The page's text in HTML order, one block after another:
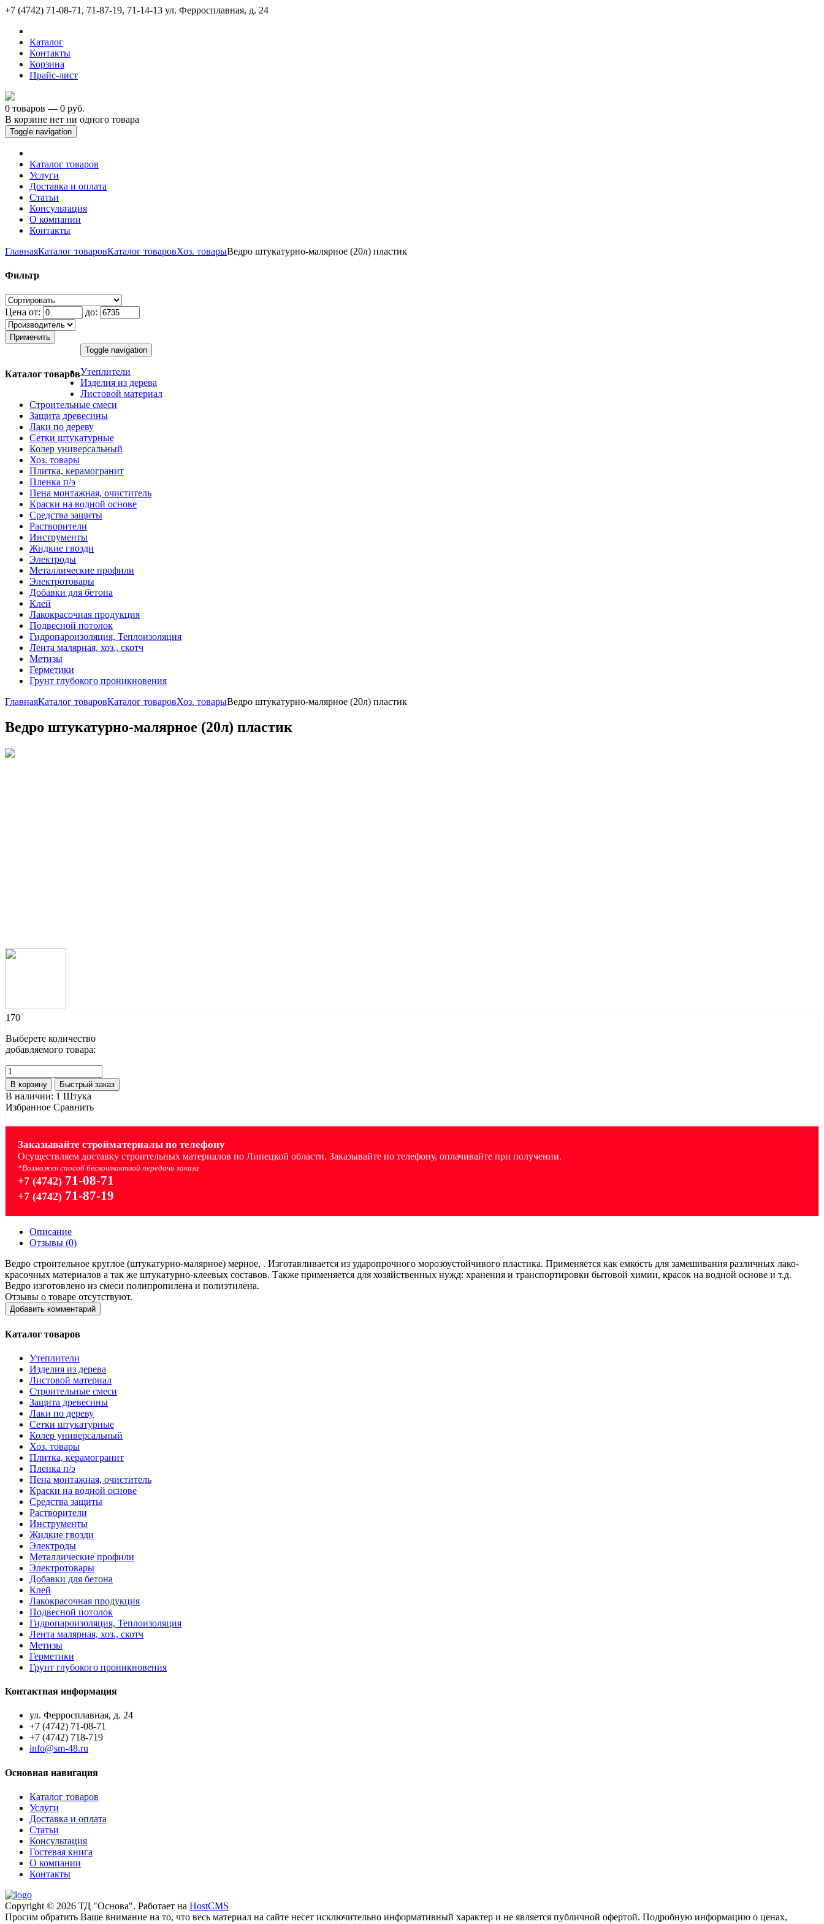
+7 (4742) 71-08-71, 71-87-19, 71-14-13 ул. Ферросплавная, д. 24
Каталог
Контакты
Корзина
Прайс-лист
0 товаров — 0 руб.
В корзине нет ни одного товара
Toggle navigation
Каталог товаров
Услуги
Доставка и оплата
Статьи
Консультация
О компании
Контакты
ГлавнаяКаталог товаровКаталог товаровХоз. товарыВедро штукатурно-малярное (20л) пластик
Фильтр
Цена от: до:
Применить
Каталог товаров
Toggle navigation
Утеплители
Изделия из дерева
Листовой материал
Строительные смеси
Защита древесины
Лаки по дереву
Сетки штукатурные
Колер универсальный
Хоз. товары
Плитка, керамогранит
Пленка п/э
Пена монтажная, очиститель
Краски на водной основе
Средства защиты
Растворители
Инструменты
Жидкие гвозди
Электроды
Металлические профили
Электротовары
Добавки для бетона
Клей
Лакокрасочная продукция
Подвесной потолок
Гидропароизоляция, Теплоизоляция
Лента малярная, хоз., скотч
Метизы
Герметики
Грунт глубокого проникновения
ГлавнаяКаталог товаровКаталог товаровХоз. товарыВедро штукатурно-малярное (20л) пластик
Ведро штукатурно-малярное (20л) пластик
170
Выберете количество
добавляемого товара:
В корзину Быстрый заказ
В наличии: 1 Штука
Избранное Сравнить
Заказывайте стройматериалы по телефону
Осуществляем доставку строительных материалов по Липецкой области. Заказывайте по телефону, оплачивайте при получении.
*Возможен способ бесконтактной передачи заказа
+7 (4742) 71-08-71
+7 (4742) 71-87-19
Описание
Отзывы (0)
Ведро строительное круглое (штукатурно-малярное) мерное, . Изготавливается из ударопрочного морозоустойчивого пластика. Применяется как емкость для замешивания различных лако-
красочных материалов а так же штукатурно-клеевых составов. Также применяется для хозяйственных нужд: хранения и транспортировки бытовой химии, красок на водной основе и т.д.
Ведро изготовлено из смеси полипропилена и полиэтилена.
Отзывы о товаре отсутствуют.
Добавить комментарий
Каталог товаров
Утеплители
Изделия из дерева
Листовой материал
Строительные смеси
Защита древесины
Лаки по дереву
Сетки штукатурные
Колер универсальный
Хоз. товары
Плитка, керамогранит
Пленка п/э
Пена монтажная, очиститель
Краски на водной основе
Средства защиты
Растворители
Инструменты
Жидкие гвозди
Электроды
Металлические профили
Электротовары
Добавки для бетона
Клей
Лакокрасочная продукция
Подвесной потолок
Гидропароизоляция, Теплоизоляция
Лента малярная, хоз., скотч
Метизы
Герметики
Грунт глубокого проникновения
Контактная информация
ул. Ферросплавная, д. 24
+7 (4742) 71-08-71
+7 (4742) 718-719
info@sm-48.ru
Основная навигация
Каталог товаров
Услуги
Доставка и оплата
Статьи
Консультация
Гостевая книга
О компании
Контакты
Copyright © 2026 ТД "Основа". Работает на HostCMS
Просим обратить Ваше внимание на то, что весь материал на сайте несет исключительно информативный характер и не является публичной офертой. Подробную информацию о ценах,